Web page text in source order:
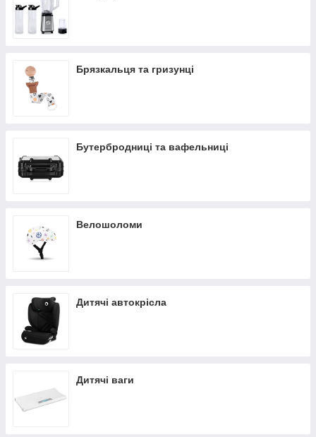
Брязкальця та гризунці
Бутербродниці та вафельниці
Велошоломи
Дитячі автокрісла
Дитячі ваги